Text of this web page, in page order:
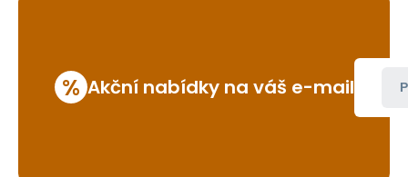
% Akční nabídky na váš e-mail